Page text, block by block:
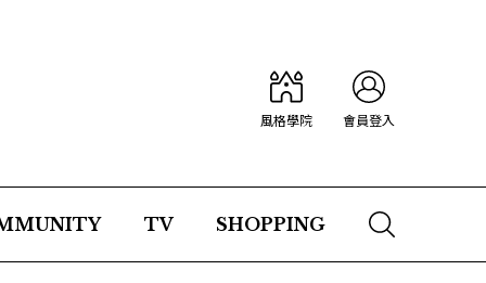
風格學院 會員登入
TV SHOPPING